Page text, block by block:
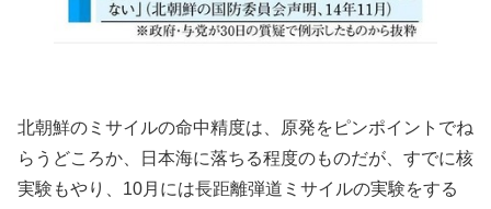
北朝鮮のミサイルの命中精度は、原発をピンポイントでね
らうどころか、日本海に落ちる程度のものだが、すでに核
実験もやり、10月には長距離弾道ミサイルの実験をする